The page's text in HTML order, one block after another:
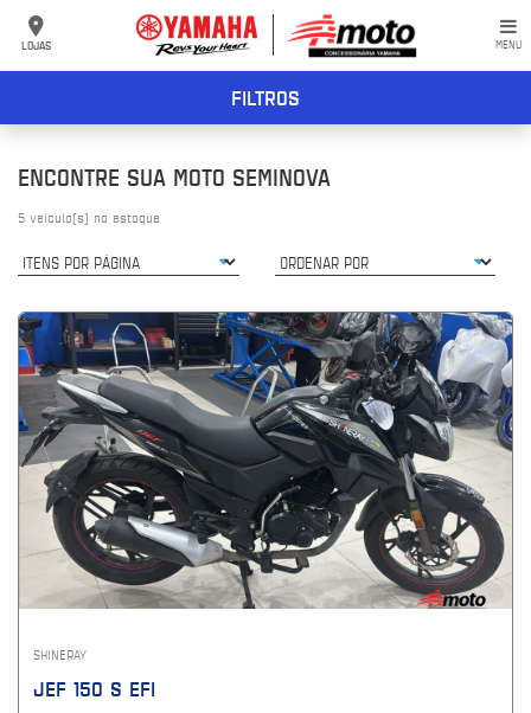
LOJAS MENU
FILTROS
ENCONTRE SUA MOTO SEMINOVA
5 veículo(s) no estoque
SHINERAY
JEF 150 S EFI